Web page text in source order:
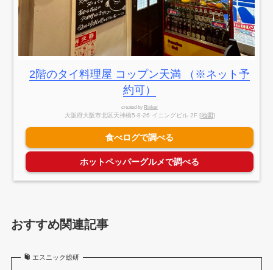
2階のタイ料理屋 コップン天満 （※ネット予
約可）
created by Rinker
大阪府大阪市北区天神橋5-8-26 イニングビル 2F [地図]
食べログで調べる
ホットペッパーグルメで調べる
おすすめ関連記事
エスニック総研